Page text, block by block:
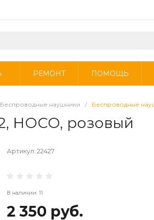
РЕМОНТ ПОМОЩЬ
Беспроводные наушники / Беспроводные
HOCO, розовый
Артикул: 22427
В наличии: 11
2 350 руб.